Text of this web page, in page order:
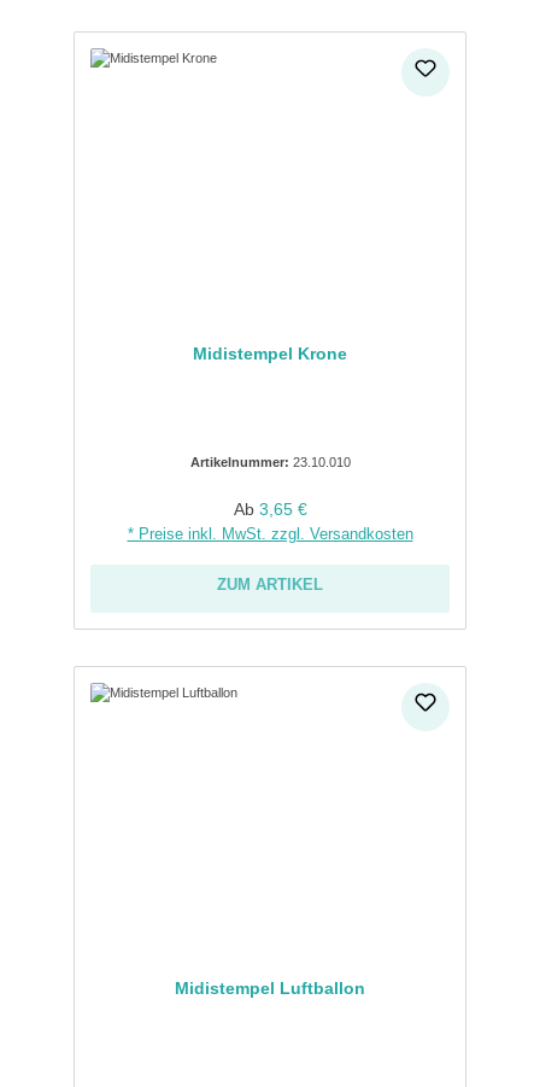
Midistempel Krone
Artikelnummer: 23.10.010
Regulärer Preis:
Ab 3,65 €
* Preise inkl. MwSt. zzgl. Versandkosten
ZUM ARTIKEL
Midistempel Luftballon